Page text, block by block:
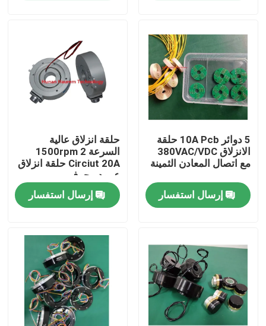
إتصال
المنتجات
حلقة زلة موصلة
حلقة الانزلاق عالية السرعة
حلقة زلقة مضادة للماء
حلقات زلة الإشارة
من خلال حلقة الانزلاق ثقب
5 دوائر 10A Pcb حلقة
الانزلاق 380VAC/VDC
مع اتصال المعادن الثمينة
إرسال استفسار
حلقة انزلاق عالية
السرعة 1500rpm 2
Circiut 20A حلقة انزلاق
عمود مجوف
إرسال استفسار